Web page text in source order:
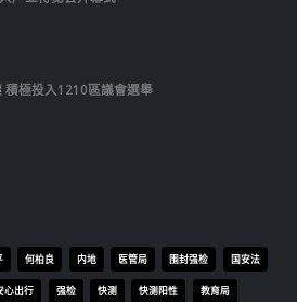
積極投入1210區議會選舉
何柏良 内地 医管局 围封强检 国安法
心出行 强检 快测 快测阳性 教育局